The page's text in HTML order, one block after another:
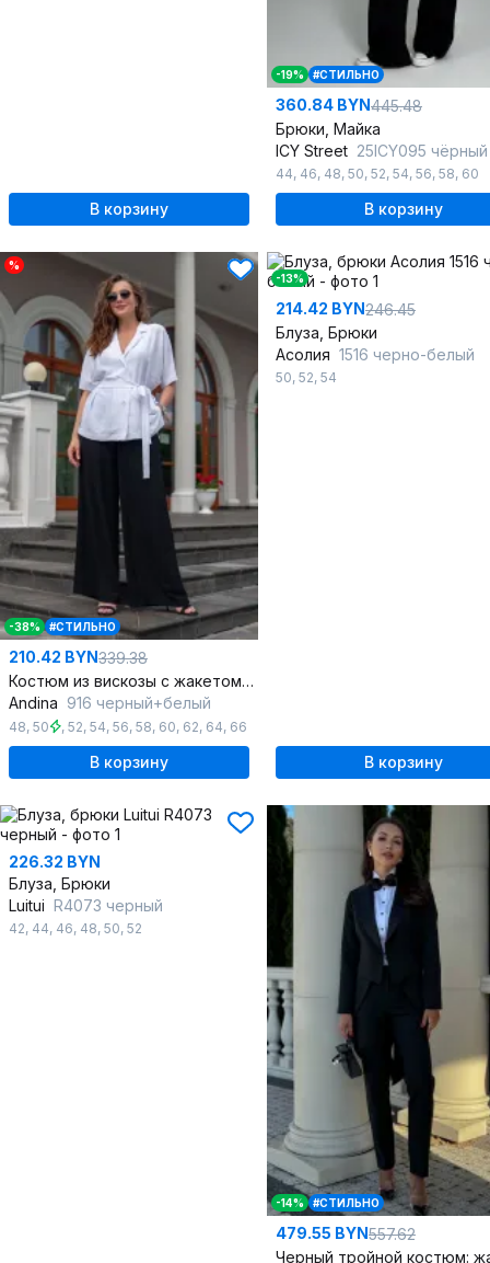
В корзину
-19% #СТИЛЬНО
360.84 BYN445.48
Брюки, Майка
ICY Street 25ICY095 чёрный
44, 46, 48, 50, 52, 54, 56, 58, 60
В корзину
%
-38% #СТИЛЬНО
210.42 BYN339.38
Костюм из вискозы с жакетом-кимано и свободными брюками
Andina 916 черный+белый
48, 50 , 52, 54, 56, 58, 60, 62, 64, 66
В корзину
-13%
214.42 BYN246.45
Блуза, Брюки
Асолия 1516 черно-белый
50, 52, 54
В корзину
226.32 BYN
Блуза, Брюки
Luitui R4073 черный
42, 44, 46, 48, 50, 52
-14% #СТИЛЬНО
479.55 BYN557.62